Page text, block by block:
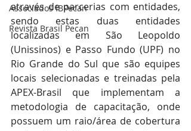
Associados IBPecan
Revista Brasil Pecan
através de parcerias com entidades,
sendo estas duas entidades
localizadas em São Leopoldo
(Unissinos) e Passo Fundo (UPF) no
Rio Grande do Sul que são equipes
locais selecionadas e treinadas pela
APEX-Brasil que implementam a
metodologia de capacitação, onde
possuem um raio/área de cobertura